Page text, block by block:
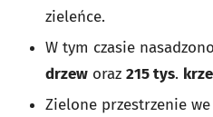
zieleńce.
W tym czasie
drzew oraz 215 tys.
Zielone przestrzenie